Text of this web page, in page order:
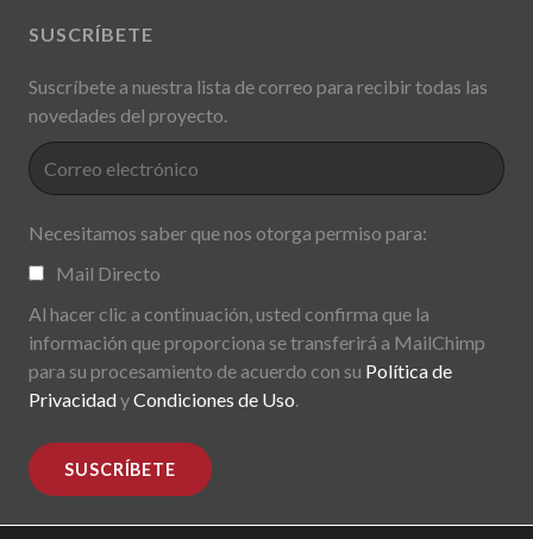
SUSCRÍBETE
Suscríbete a nuestra lista de correo para recibir todas las
novedades del proyecto.
Necesitamos saber que nos otorga permiso para:
Mail Directo
Al hacer clic a continuación, usted confirma que la
información que proporciona se transferirá a MailChimp
para su procesamiento de acuerdo con su Política de
PrivacidadyCondiciones de Uso